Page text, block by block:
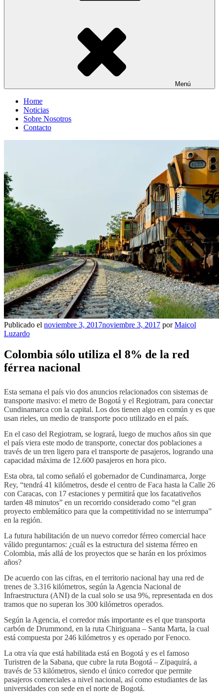
Menú
Home
Noticias
Sobre Nosotros
Contacto
Publicado el noviembre 3, 2017noviembre 3, 2017 porMaicol
Luzardo
Colombia sólo utiliza el 8% de la red
férrea nacional
Esta semana el país vio dos anuncios relacionados con sistemas de
transporte masivo: el metro de Bogotá y el Regiotram, para conectar
Cundinamarca con la capital. Los dos tienen algo en común y es que
usan rieles, un medio de transporte poco utilizado en el país.
En el caso del Regiotram, se logrará, luego de muchos años sin que
el país viera este modo de transporte, conectar dos poblaciones a
través de un tren ligero para el transporte de pasajeros, logrando una
capacidad máxima de 12.600 pasajeros en hora pico.
Esta obra, tal como señaló el gobernador de Cundinamarca, Jorge
Rey, “tendrá 41 kilómetros, desde el centro de Faca hasta la Calle 26
con Caracas, con 17 estaciones y permitirá que los facatativeños
tarden 48 minutos” en un recorrido considerado como “el gran
proyecto emblemático para que la competitividad no se interrumpa”
en la región.
La futura habilitación de un nuevo corredor férreo comercial hace
válido preguntarnos: ¿cuál es la estructura del sistema férreo en
Colombia, más allá de los proyectos que se harán en los próximos
años?
De acuerdo con las cifras, en el territorio nacional hay una red de
trenes de 3.316 kilómetros, según la Agencia Nacional de
Infraestructura (ANI) de la cual solo se usa 9%, representada en dos
tramos que no superan los 300 kilómetros operados.
Según la Agencia, el corredor más importante es el que transporta
carbón de Drummond, en la ruta Chiriguana – Santa Marta, la cual
está compuesta por 246 kilómetros y es operado por Fenoco.
La otra vía que está habilitada está en Bogotá y es el famoso
Turistren de la Sabana, que cubre la ruta Bogotá – Zipaquirá, a
través de 53 kilómetros, siendo el único corredor que permite
pasajeros comerciales a nivel nacional, así como estudiantes de las
universidades con sede en el norte de Bogotá.